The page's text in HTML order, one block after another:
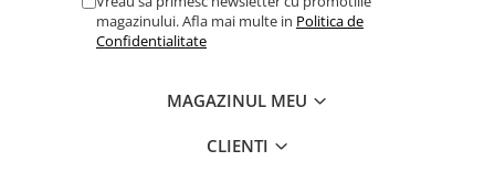
Cotiere Auto
Huse Volan din Piele Ecologica
magazinului. Afla mai multe in Politica de
Confidentialitate
MAGAZINUL MEU
CLIENTI